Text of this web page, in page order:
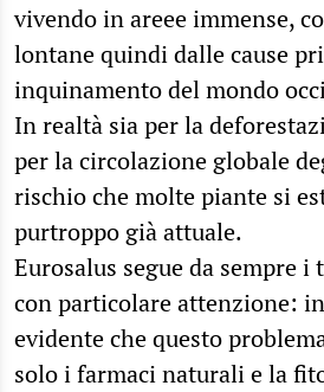
vivendo in areee immense,
lontane quindi dalle cause
inquinamento del mondo
In realtà sia per la
per la circolazione globale
rischio che molte piante si
purtroppo già attuale.
Eurosalus segue da sempre
con particolare attenzione:
evidente che questo
solo i farmaci naturali e la